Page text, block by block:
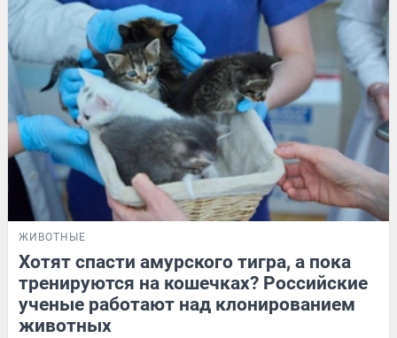
ЖИВОТНЫЕ
Хотят спасти амурского тигра, а пока
тренируются на кошечках? Российские
ученые работают над клонированием
животных